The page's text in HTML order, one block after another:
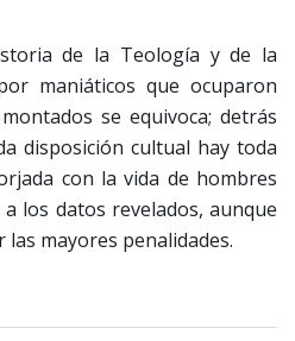
de la Teología y de la
maniáticos que ocuparon
se equivoca; detrás
disposición cultual hay toda
con la vida de hombres
los datos revelados, aunque
mayores penalidades.